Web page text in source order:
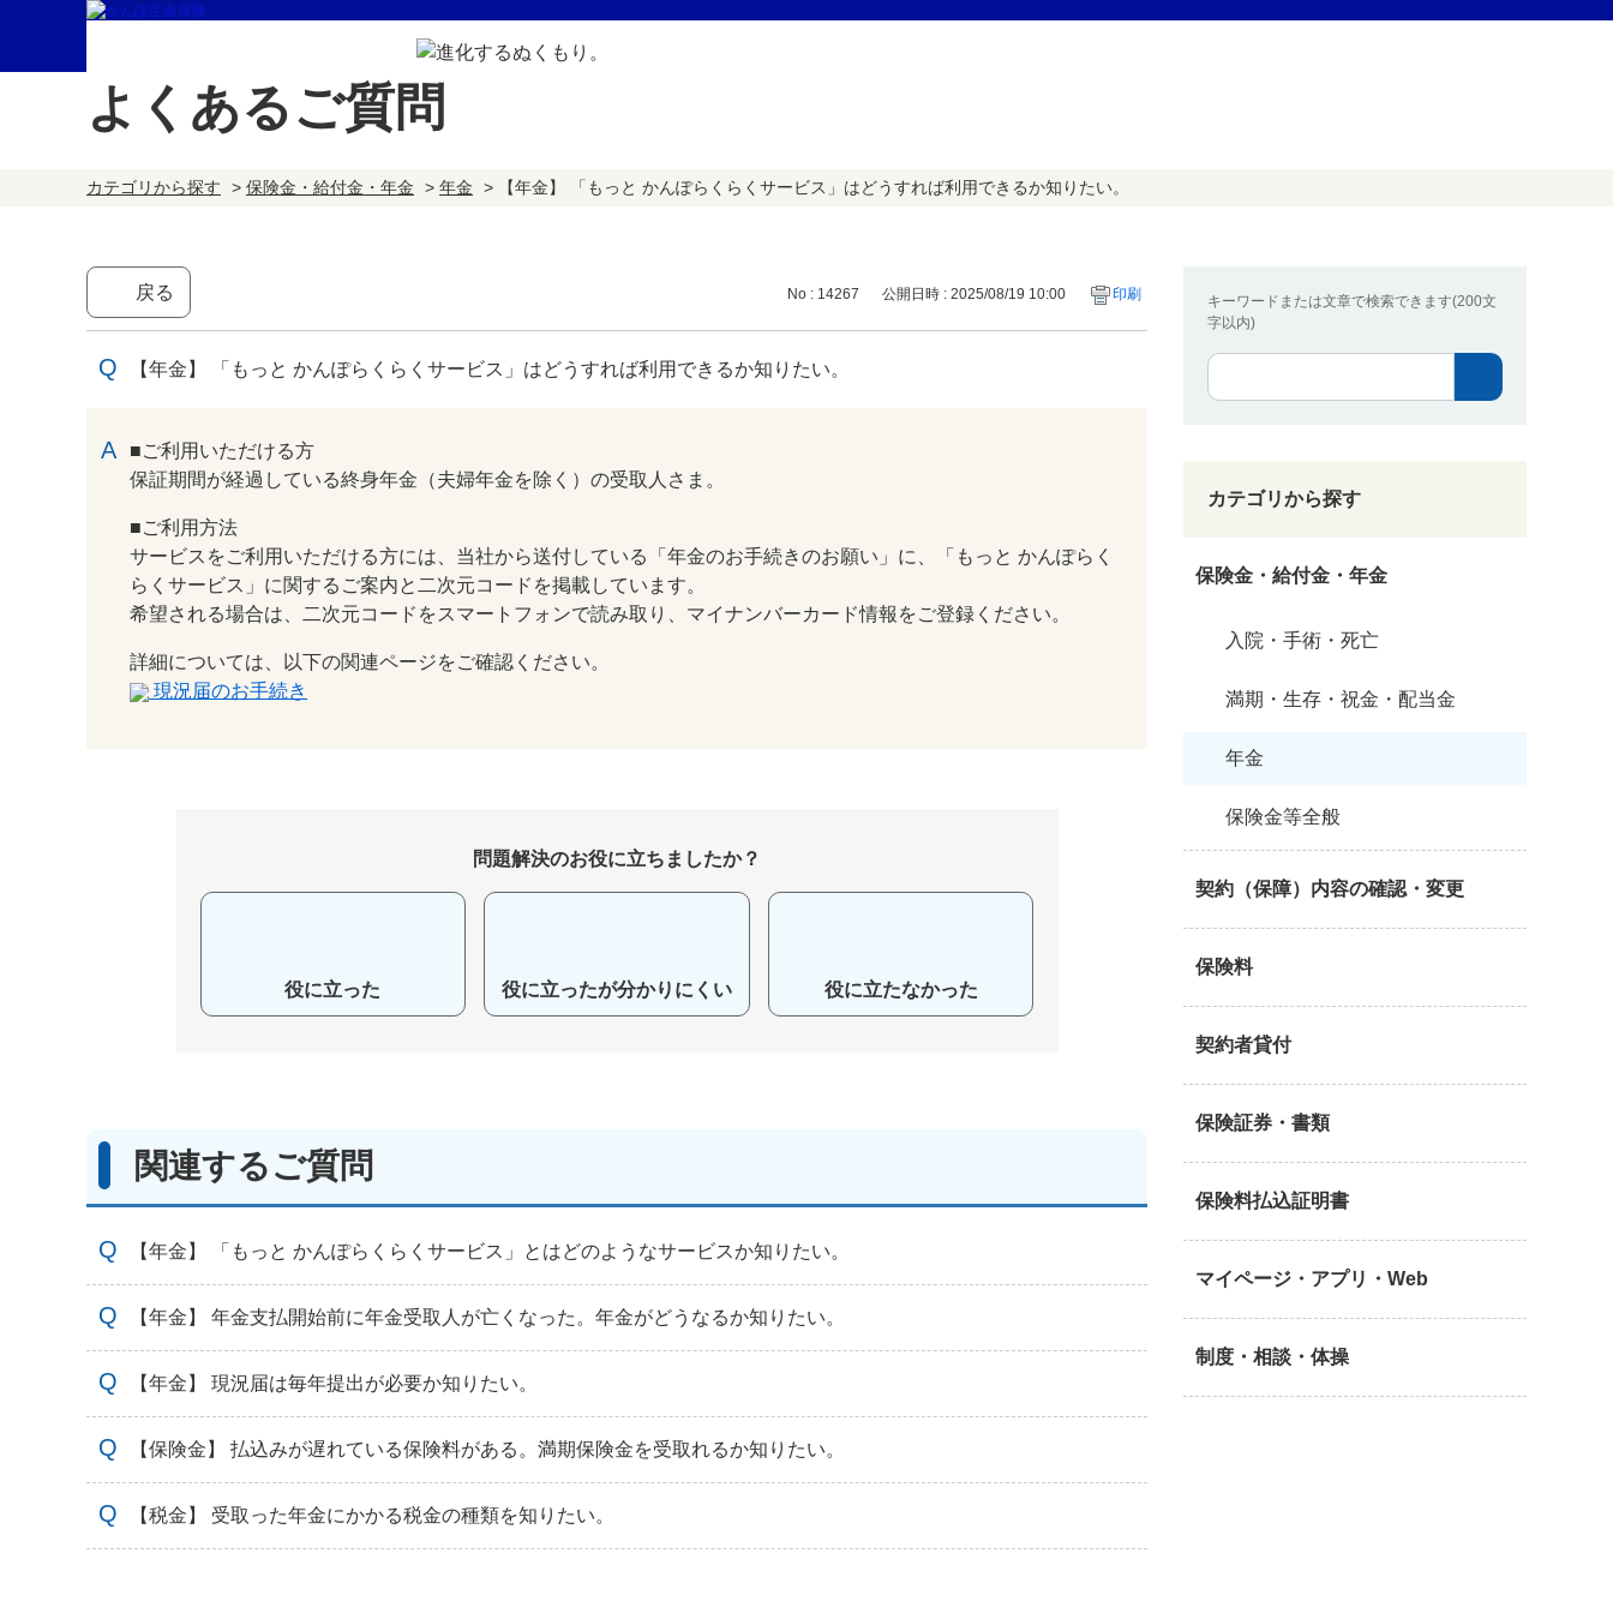
よくあるご質問
カテゴリから探す > 保険金・給付金・年金 > 年金 > 【年金】 「もっと かんぽらくらくサービス」はどうすれば利用できるか知りたい。
キーワードまたは文章で検索できます(200文
字以内)
カテゴリから探す
保険金・給付金・年金
入院・手術・死亡
満期・生存・祝金・配当金
年金
保険金等全般
契約（保障）内容の確認・変更
保険料
契約者貸付
保険証券・書類
保険料払込証明書
マイページ・アプリ・Web
制度・相談・体操
戻る No : 14267 公開日時 : 2025/08/19 10:00 印刷
【年金】 「もっと かんぽらくらくサービス」はどうすれば利用できるか知りたい。
■ご利用いただける方
保証期間が経過している終身年金（夫婦年金を除く）の受取人さま。
■ご利用方法
サービスをご利用いただける方には、当社から送付している「年金のお手続きのお願い」に、「もっと かんぽらく
らくサービス」に関するご案内と二次元コードを掲載しています。
希望される場合は、二次元コードをスマートフォンで読み取り、マイナンバーカード情報をご登録ください。
詳細については、以下の関連ページをご確認ください。
現況届のお手続き
問題解決のお役に立ちましたか？
役に立った 役に立ったが分かりにくい 役に立たなかった
関連するご質問
【年金】 「もっと かんぽらくらくサービス」とはどのようなサービスか知りたい。
【年金】 年金支払開始前に年金受取人が亡くなった。年金がどうなるか知りたい。
【年金】 現況届は毎年提出が必要か知りたい。
【保険金】 払込みが遅れている保険料がある。満期保険金を受取れるか知りたい。
【税金】 受取った年金にかかる税金の種類を知りたい。